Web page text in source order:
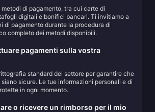
di pagamento, tra cui carte di
digitali e bonifici bancari. Ti invitiamo a
di pagamento durante la procedura di
completo dei metodi disponibili.
pagamenti sulla vostra
standard del settore per garantire che
sicure. Le tue informazioni personali e di
in ogni momento.
o ricevere un rimborso per il mio